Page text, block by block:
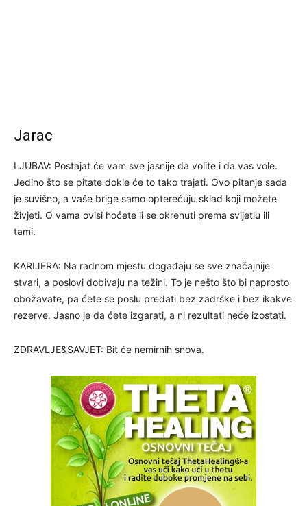
Jarac
LJUBAV: Postajat će vam sve jasnije da volite i da vas vole.
Jedino što se pitate dokle će to tako trajati. Ovo pitanje sada
je suvišno, a vaše brige samo opterećuju sklad koji možete
živjeti. O vama ovisi hoćete li se okrenuti prema svijetlu ili
tami.
KARIJERA: Na radnom mjestu događaju se sve značajnije
stvari, a poslovi dobivaju na težini. To je nešto što bi naprosto
obožavate, pa ćete se poslu predati bez zadrške i bez ikakve
rezerve. Jasno je da ćete izgarati, a ni rezultati neće izostati.
ZDRAVLJE&SAVJET: Bit će nemirnih snova.